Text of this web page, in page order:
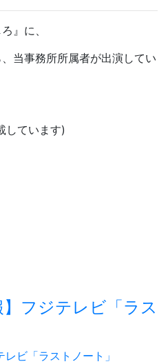
』に、
当事務所所属者が出演してい
しています)
】フジテレビ「ラス
レビ「ラストノート」